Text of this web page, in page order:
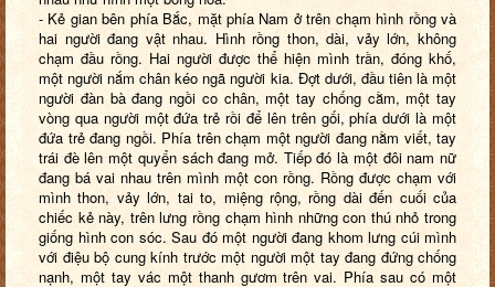
- Kẻ gian bên phía Bắc, mặt phía Nam ở trên chạm hình rồng và
hai người đang vật nhau. Hình rồng thon, dài, vảy lớn, không
chạm đầu rồng. Hai người được thể hiện mình trần, đóng khố,
một người nắm chân kéo ngã người kia. Đợt dưới, đầu tiên là một
người đàn bà đang ngồi co chân, một tay chống cằm, một tay
vòng qua người một đứa trẻ rồi để lên trên gối, phía dưới là một
đứa trẻ đang ngồi. Phía trên chạm một người đang nằm viết, tay
trái đè lên một quyển sách đang mở. Tiếp đó là một đôi nam nữ
đang bá vai nhau trên mình một con rồng. Rồng được chạm với
mình thon, vảy lớn, tai to, miệng rộng, rồng dài đến cuối của
chiếc kẻ này, trên lưng rồng chạm hình những con thú nhỏ trong
giống hình con sóc. Sau đó một người đang khom lưng cúi mình
với điệu bộ cung kính trước một người một tay đang đứng chống
nạnh, một tay vác một thanh gươm trên vai. Phía sau có một